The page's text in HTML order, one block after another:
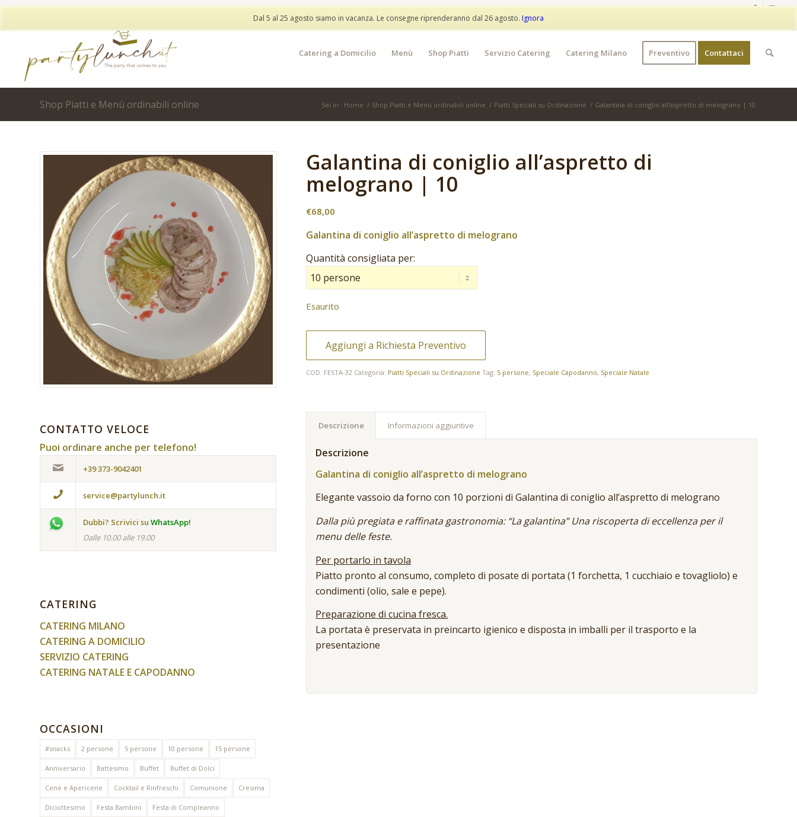
My Account Wishlist
info@partylunch.it|+39 373 9042401|WhatsApp
Catering a Domicilio Menù Shop Piatti Servizio Catering Catering Milano Preventivo Contattaci
Shop Piatti e Menù ordinabili online Sei in: Home / Shop Piatti e Menù ordinabili online / Piatti Speciali su Ordinazione / Galantina di coniglio all’aspretto di melograno | 10
CONTATTO VELOCE
Puoi ordinare anche per telefono!
+39 373-9042401
service@partylunch.it
Dubbi? Scrivici su WhatsApp!
Dalle 10.00 alle 19.00
CATERING
CATERING MILANO
CATERING A DOMICILIO
SERVIZIO CATERING
CATERING NATALE E CAPODANNO
OCCASIONI
#snacks 2 persone 5 persone 10 persone 15 persone
Anniversario Battesimo Buffet Buffet di Dolci
Cene e Apericene Cocktail e Rinfreschi Comunione Cresima
Diciottesimo Festa Bambini Festa di Compleanno
Galantina di coniglio all’aspretto di
melograno | 10
€68,00
Galantina di coniglio all’aspretto di melograno
Quantità consigliata per:
Esaurito
Aggiungi a Richiesta Preventivo
COD: FESTA-32 Categoria: Piatti Speciali su Ordinazione Tag: 5 persone, Speciale Capodanno, Speciale Natale
Descrizione Informazioni aggiuntive
Descrizione
Galantina di coniglio all’aspretto di melograno
Elegante vassoio da forno con 10 porzioni di Galantina di coniglio all’aspretto di melograno
Dalla più pregiata e raffinata gastronomia: “La galantina” Una riscoperta di eccellenza per il
menu delle feste.
Per portarlo in tavola
Piatto pronto al consumo, completo di posate di portata (1 forchetta, 1 cucchiaio e tovagliolo) e
condimenti (olio, sale e pepe).
Preparazione di cucina fresca.
La portata è preservata in preincarto igienico e disposta in imballi per il trasporto e la
presentazione
Dal 5 al 25 agosto siamo in vacanza. Le consegne riprenderanno dal 26 agosto. Ignora